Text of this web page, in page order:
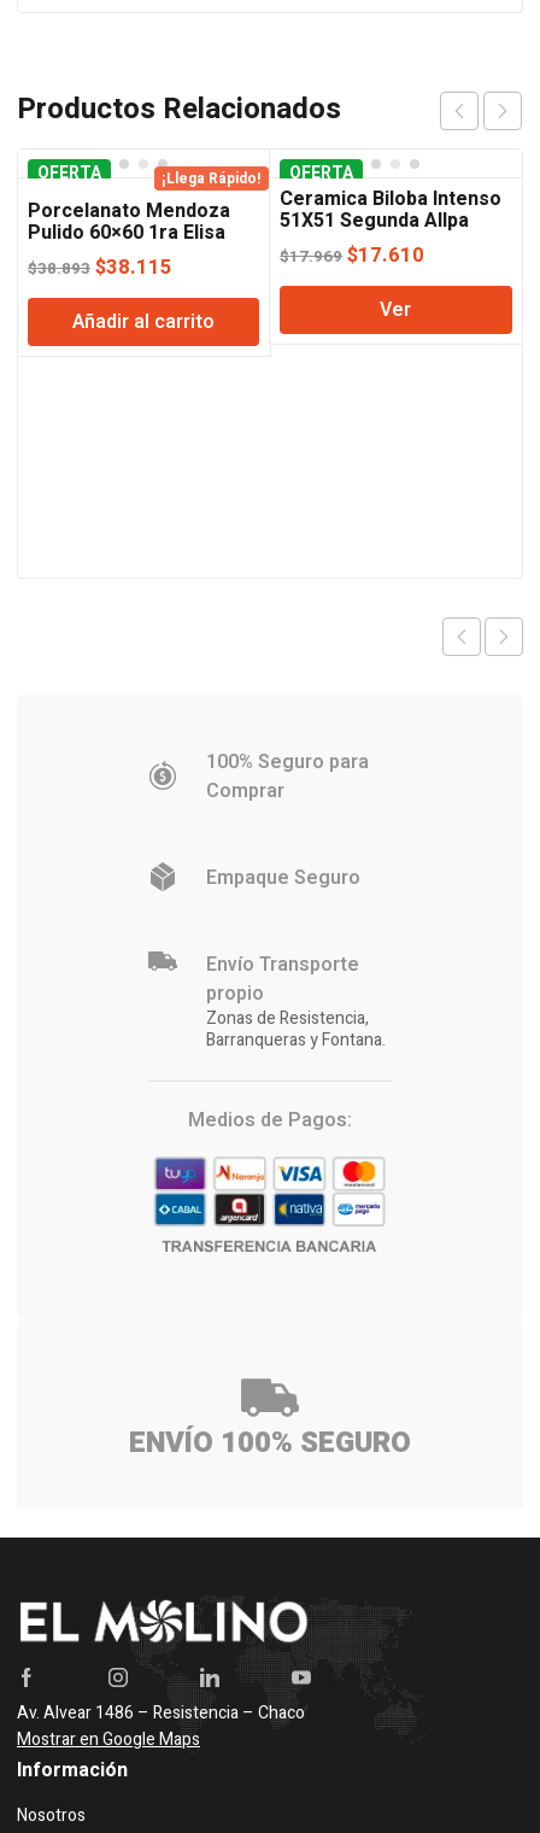
Productos Relacionados
OFERTA ¡Llega Rápido!
Porcelanato Mendoza
Pulido 60×60 1ra Elisa
Oro
$38.893 El
precio
original
era:
$38.115
precio
actual
es:
Añadir al carrito
OFERTA
Ceramica Biloba Intenso
51X51 Segunda Allpa
$17.969El
precio
original
era:
$17.610
precio
es:
Ver
100% Seguro para
Comprar
Empaque Seguro
Envío Transporte
propio
Zonas de Resistencia,
Barranqueras y Fontana.
Medios de Pagos:
ENVÍO 100% SEGURO
Av. Alvear 1486 – Resistencia – Chaco
Mostrar en Google Maps
Información
Nosotros